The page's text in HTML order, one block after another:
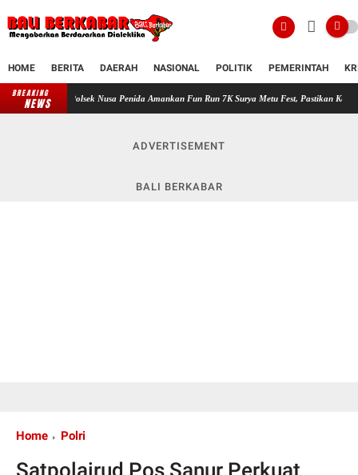
HOME BERITA DAERAH NASIONAL POLITIK PEMERINTAH
BREAKING
NEWS
Nusa Penida Amankan Fun Run 7K Surya Metu Fest, Pastikan Kegiatan Berjalan
ADVERTISEMENT
BALI BERKABAR
Home Polri
Satpolairud Pos Sanur Perkuat